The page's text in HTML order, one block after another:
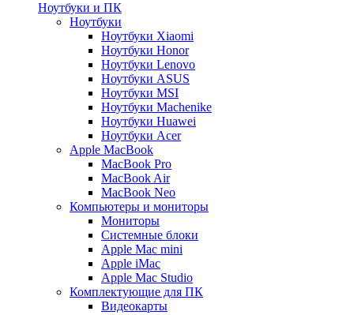
Ноутбуки и ПК
Ноутбуки
Ноутбуки Xiaomi
Ноутбуки Honor
Ноутбуки Lenovo
Ноутбуки ASUS
Ноутбуки MSI
Ноутбуки Machenike
Ноутбуки Huawei
Ноутбуки Acer
Apple MacBook
MacBook Pro
MacBook Air
MacBook Neo
Компьютеры и мониторы
Мониторы
Системные блоки
Apple Mac mini
Apple iMac
Apple Mac Studio
Комплектующие для ПК
Видеокарты